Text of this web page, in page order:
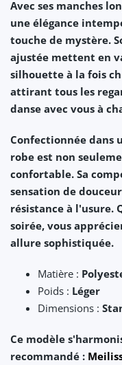
Avec ses manches
une élégance
touche de mystère.
ajustée mettent en
silhouette à la fois
attirant tous les
danse avec vous à
Confectionnée dans
robe est non
confortable. Sa
sensation de
résistance à l'usure.
soirée, vous
allure sophistiquée.
Matière :
Poids : Léger
Dimensions :
Ce modèle
recommandé :